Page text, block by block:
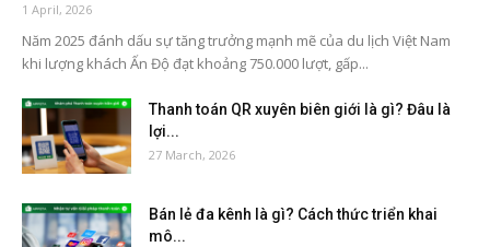
1 April, 2026
Năm 2025 đánh dấu sự tăng trưởng mạnh mẽ của du lịch Việt Nam
khi lượng khách Ấn Độ đạt khoảng 750.000 lượt, gấp...
Thanh toán QR xuyên biên giới là gì? Đâu là
lợi...
27 March, 2026
Bán lẻ đa kênh là gì? Cách thức triển khai
mô...